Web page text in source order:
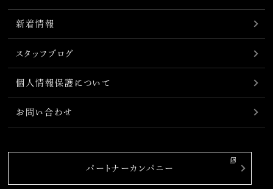
新着情報
スタッフブログ
個人情報保護について
お問い合わせ
パートナーカンパニー